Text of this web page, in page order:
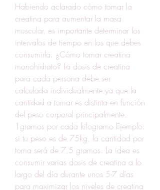
Habiendo aclarado cómo tomar la
creatina para aumentar la masa
muscular, es importante determinar los
intervalos de tiempo en los que debes
consumirla. ¿Cómo tomar creatina
monohidrato? La dosis de creatina
para cada persona debe ser
calculada individualmente ya que la
cantidad a tomar es distinta en función
del peso corporal principalmente.
1gramos por cada kilogramo Ejemplo:
si tu peso es de 75kg, la cantidad por
toma será de 7,5 gramos. La idea es
consumir varias dosis de creatina a lo
largo del día durante unos 5-7 días
para maximizar los niveles de creatina